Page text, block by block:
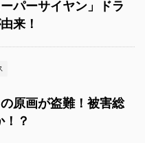
パーサイヤン」ドラ
来！
の原画が盗難！被害総
！？